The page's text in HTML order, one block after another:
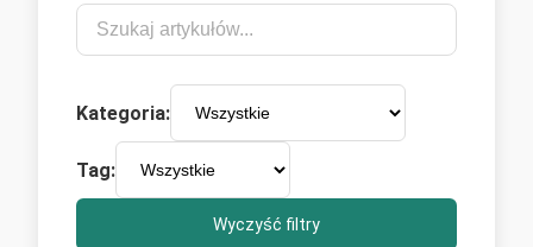
Kategoria:
Tag:
Wyczyść filtry